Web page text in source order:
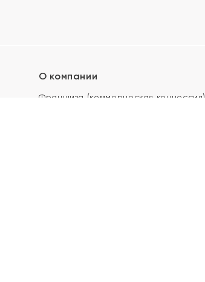
О компании
Франшиза (коммерческая концессия)